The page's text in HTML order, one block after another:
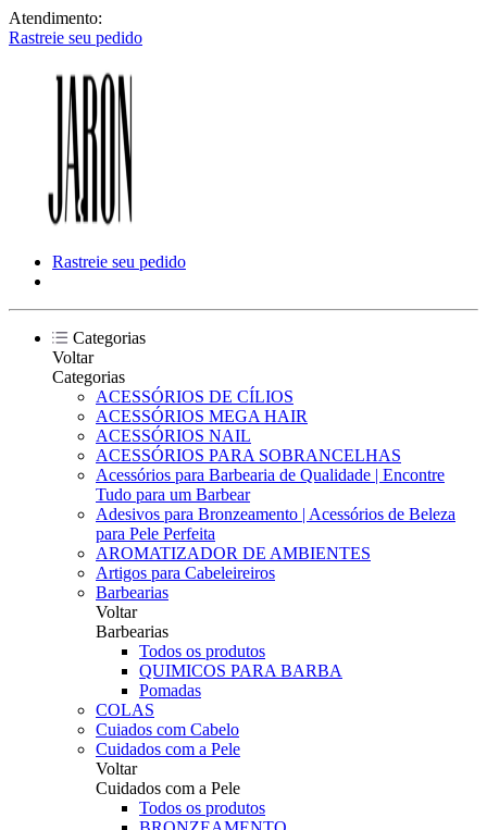
Atendimento:
Rastreie seu pedido
Rastreie seu pedido
Categorias
Voltar
Categorias
ACESSÓRIOS DE CÍLIOS
ACESSÓRIOS MEGA HAIR
ACESSÓRIOS NAIL
ACESSÓRIOS PARA SOBRANCELHAS
Acessórios para Barbearia de Qualidade | Encontre
Tudo para um Barbear
Adesivos para Bronzeamento | Acessórios de Beleza
para Pele Perfeita
AROMATIZADOR DE AMBIENTES
Artigos para Cabeleireiros
Barbearias
Voltar
Barbearias
Todos os produtos
QUIMICOS PARA BARBA
Pomadas
COLAS
Cuiados com Cabelo
Cuidados com a Pele
Voltar
Cuidados com a Pele
Todos os produtos